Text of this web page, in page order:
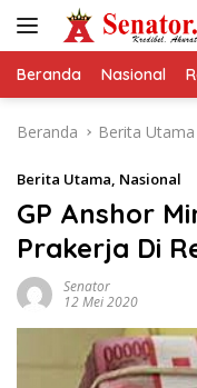
Beranda Nasional
Beranda Berita Utama
Berita Utama, Nasional
GP Anshor
Prakerja Di
Senator
12 Mei 2020